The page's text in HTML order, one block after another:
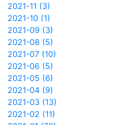
2021-11 (3)
2021-10 (1)
2021-09 (3)
2021-08 (5)
2021-07 (10)
2021-06 (5)
2021-05 (6)
2021-04 (9)
2021-03 (13)
2021-02 (11)